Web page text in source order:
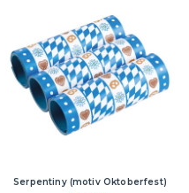
Serpentiny (motiv Oktoberfest)